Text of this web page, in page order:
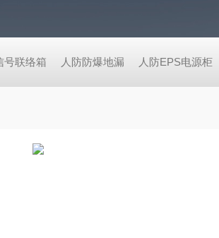
号联络箱 人防防爆地漏 人防EPS电源柜